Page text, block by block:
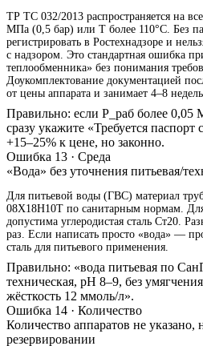
ТР ТС 032/2013 распространяется на
МПа (0,5 бар) или T более 110°C. Без
регистрировать в Ростехнадзоре и
с надзором. Это стандартная ошибка
теплообменника» без понимания
Доукомплектование документацией
от цены аппарата и занимает 4–8
Правильно: если P_раб более
сразу укажите «Требуется
+15–25% к цене, но законно.
Ошибка 13 · Среда
«Вода» без уточнения питьевая/
Для питьевой воды (ГВС) материал
08Х18Н10Т по санитарным нормам. Для
допустима углеродистая сталь Ст20.
раз. Если написать просто «вода» —
сталь для питьевого применения.
Правильно: «вода питьевая по
техническая, pH 8–9, без
жёсткость 12 ммоль/л».
Ошибка 14 · Количество
Количество аппаратов не
резервировании